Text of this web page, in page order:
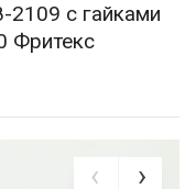
с гайками
Фритекс